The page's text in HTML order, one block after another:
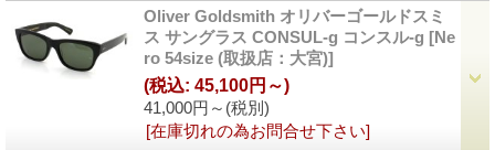
Oliver Goldsmith オリバーゴールドスミ
ス サングラス CONSUL-g コンスル-g [Ne
ro 54size (取扱店：大宮)]
41,000円～ (税別)
(税込: 45,100円～)
[在庫切れの為お問合せ下さい]